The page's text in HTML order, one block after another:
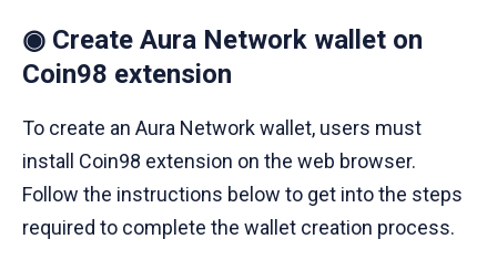
◉ Create Aura Network wallet on
Coin98 extension
To create an Aura Network wallet, users must
install Coin98 extension on the web browser.
Follow the instructions below to get into the steps
required to complete the wallet creation process.